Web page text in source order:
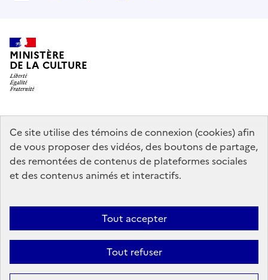
Ce site utilise des témoins de connexion (cookies) afin
de vous proposer des vidéos, des boutons de partage,
des remontées de contenus de plateformes sociales
et des contenus animés et interactifs.
Tout accepter
Tout refuser
MINISTÈRE
DE LA CULTURE
data.gouv.fr legifrance.gouv.fr
info.gouv.fr
service-public.gouv.fr
Mentions légales Accessibilité : partiellement conforme
Politique
d’utilisation des témoins de connexion (cookies)
Plan du site